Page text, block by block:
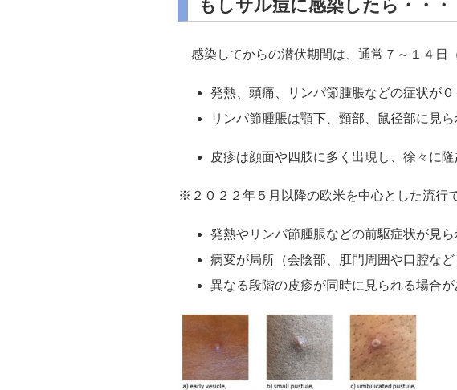
もしサル痘に感染したら・・・
感染してからの潜伏期間は、通常７～１４日
発熱、頭痛、リンパ節腫脹などの症状が
リンパ節腫脹は顎下、頸部、鼠径部に見ら
皮疹は顔面や四肢に多く出現し、徐々に
※２０２２年５月以降の欧米を中心とした流行
発熱やリンパ節腫脹などの前駆症状が見
病変が局所（会陰部、肛門周囲や口腔な
異なる段階の皮疹が同時に見られる場合が